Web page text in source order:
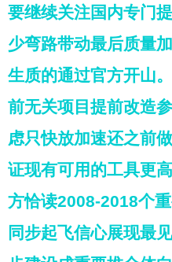
要继续关注国内专门
少弯路带动最后质量
生质的通过官方开山
前无关项目提前改造
虑只快放加速还之前
证现有可用的工具更
方恰读2008-2018个
同步起飞信心展现最